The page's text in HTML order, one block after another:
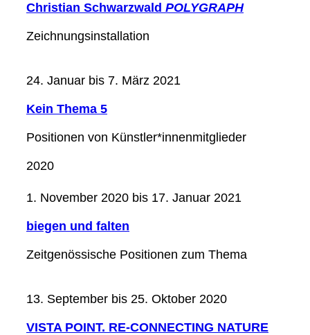
Christian Schwarzwald POLYGRAPH
Zeichnungsinstallation
24. Januar bis 7. März 2021
Kein Thema 5
Positionen von Künstler*innenmitglieder
2020
1. November 2020 bis 17. Januar 2021
biegen und falten
Zeitgenössische Positionen zum Thema
13. September bis 25. Oktober 2020
VISTA POINT. RE-CONNECTING NATURE